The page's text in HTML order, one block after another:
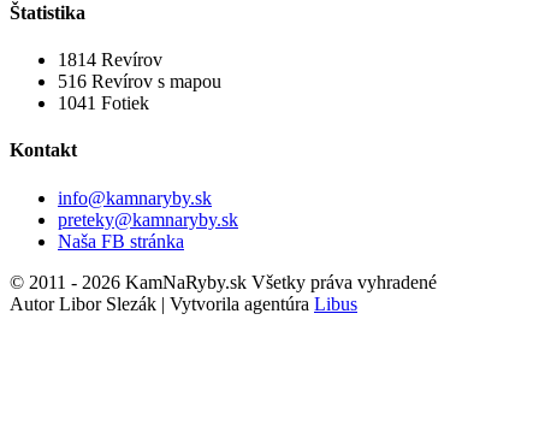
Štatistika
1814 Revírov
516 Revírov s mapou
1041 Fotiek
Kontakt
info@kamnaryby.sk
preteky@kamnaryby.sk
Naša FB stránka
© 2011 - 2026 KamNaRyby.sk Všetky práva vyhradené
Autor Libor Slezák | Vytvorila agentúra Libus